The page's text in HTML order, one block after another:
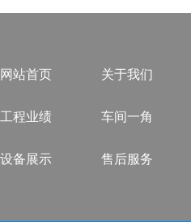
网站首页 关于我们
工程业绩 车间一角
设备展示 售后服务